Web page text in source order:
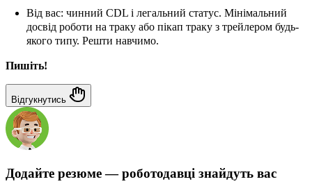
Від вас: чинний CDL і легальний статус. Мінімальний
досвід роботи на траку або пікап траку з трейлером будь-
якого типу. Решти навчимо.
Пишіть!
Відгукнутись
Додайте резюме — роботодавці знайдуть вас